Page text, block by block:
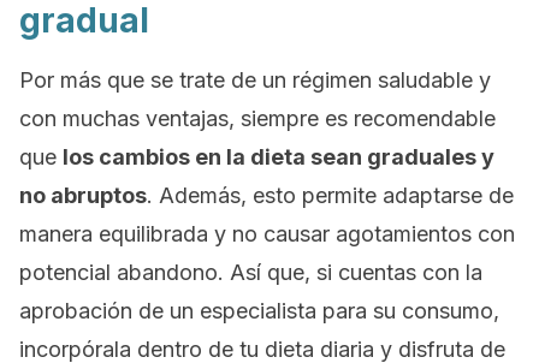
gradual
Por más que se trate de un régimen saludable y
con muchas ventajas, siempre es recomendable
que los cambios en la dieta sean graduales y
no abruptos. Además, esto permite adaptarse de
manera equilibrada y no causar agotamientos con
potencial abandono. Así que, si cuentas con la
aprobación de un especialista para su consumo,
incorpórala dentro de tu dieta diaria y disfruta de